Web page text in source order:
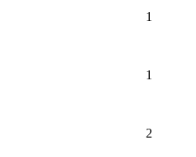
1
1
2